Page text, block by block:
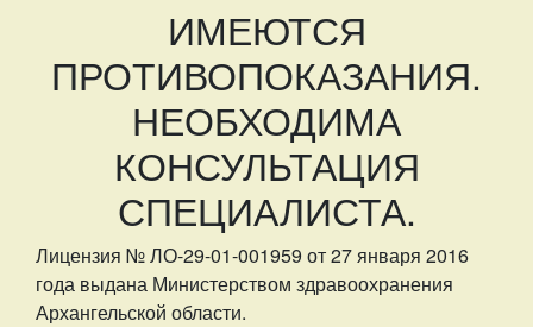
ИМЕЮТСЯ
ПРОТИВОПОКАЗАНИЯ.
НЕОБХОДИМА
КОНСУЛЬТАЦИЯ
СПЕЦИАЛИСТА.
Лицензия № ЛО-29-01-001959 от 27 января 2016
года выдана Министерством здравоохранения
Архангельской области.